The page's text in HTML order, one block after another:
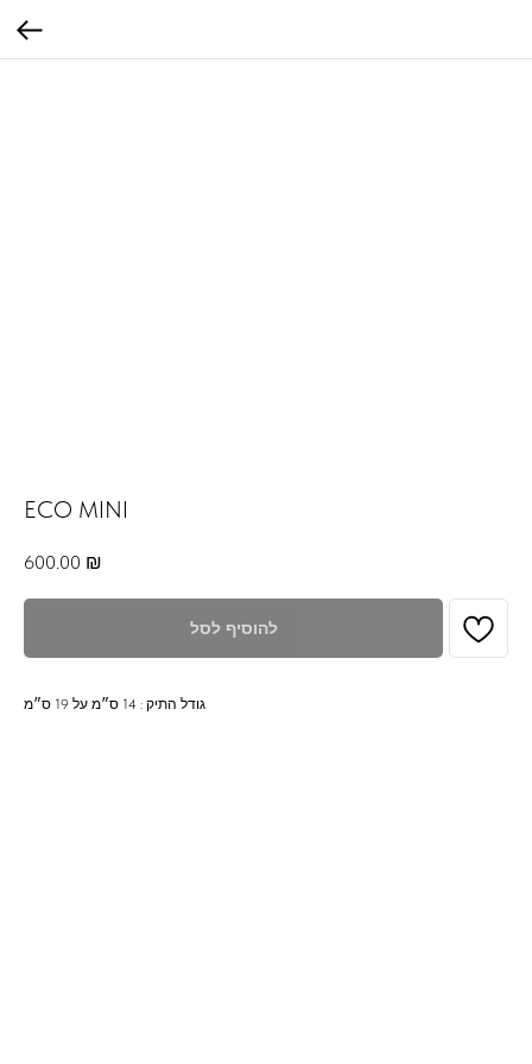
ECO MINI
600.00 ₪
להוסיף לסל
גודל התיק : 14 ס״מ על 19 ס״מ